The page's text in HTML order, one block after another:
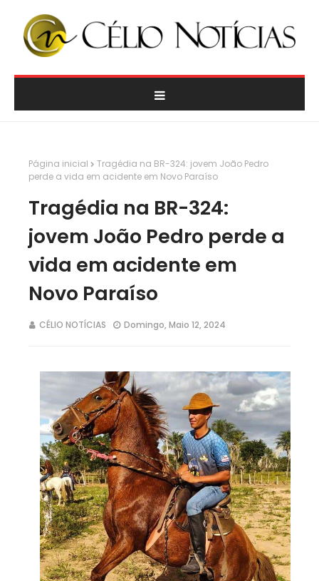
Página inicial
Tragédia na BR-324: jovem João Pedro
perde a vida em acidente em Novo Paraíso
Tragédia na BR-324:
jovem João Pedro perde a
vida em acidente em
Novo Paraíso
CÉLIO NOTÍCIAS Domingo, Maio 12, 2024